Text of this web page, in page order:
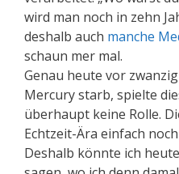
wird man noch in zehn
deshalb auch manche
schaun mer mal.
Genau heute vor
Mercury starb, spielte
überhaupt keine Rolle.
Echtzeit-Ära einfach
Deshalb könnte ich